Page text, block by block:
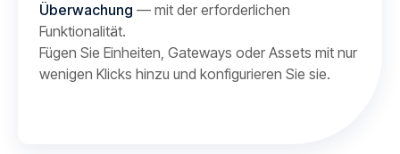
Überwachung — mit der erforderlichen
Funktionalität.
Fügen Sie Einheiten, Gateways oder Assets mit nur
wenigen Klicks hinzu und konfigurieren Sie sie.